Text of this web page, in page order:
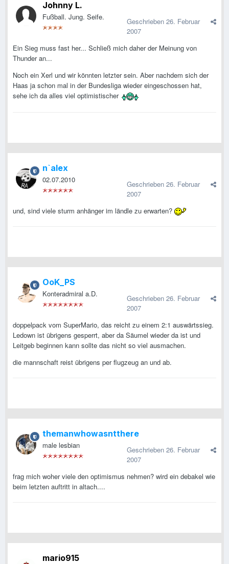
Johnny L.
Fußball. Jung. Seife. Geschrieben 26. Februar
2007
Ein Sieg muss fast her... Schließ mich daher der Meinung von
Thunder an...
Noch ein Xerl und wir könnten letzter sein. Aber nachdem sich der
Haas ja schon mal in der Bundesliga wieder eingeschossen hat,
sehe ich da alles viel optimistischer
n`alex
02.07.2010 Geschrieben 26. Februar
2007
und, sind viele sturm anhänger im ländle zu erwarten?
OoK_PS
Konteradmiral a.D. Geschrieben 26. Februar
2007
doppelpack vom SuperMario, das reicht zu einem 2:1 auswärtssieg.
Ledown ist übrigens gesperrt, aber da Säumel wieder da ist und
Leitgeb beginnen kann sollte das nicht so viel ausmachen.
die mannschaft reist übrigens per flugzeug an und ab.
themanwhowasntthere
male lesbian Geschrieben 26. Februar
2007
frag mich woher viele den optimismus nehmen? wird ein debakel wie
beim letzten auftritt in altach....
mario915